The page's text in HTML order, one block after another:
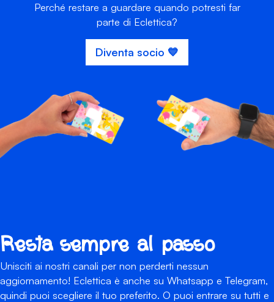
Perché restare a guardare quando potresti far
parte di Eclettica?
Diventa socio 💙
Resta sempre al passo
Unisciti ai nostri canali per non perderti nessun
aggiornamento! Eclettica è anche su Whatsapp e Telegram,
quindi puoi scegliere il tuo preferito. O puoi entrare su tutti e